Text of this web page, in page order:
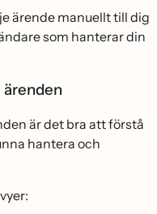
ärende manuellt till dig
som hanterar din
är det bra att förstå
hantera och